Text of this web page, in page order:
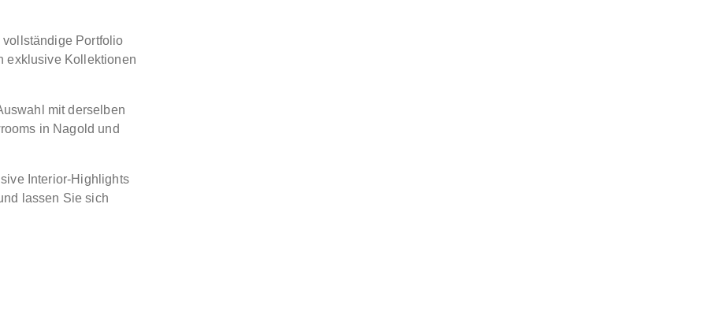
Portfolio
exklusive Kollektionen
mit derselben
in Nagold und
Interior-Highlights
lassen Sie sich